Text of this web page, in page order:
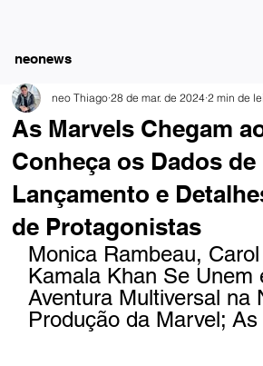
neonews
As Marvels Chegam
Conheça os Dados de
Lançamento e
de Protagonistas
neo Thiago 28 de mar. de 2024 2 min de
Monica Rambeau,
Kamala Khan Se Unem
Aventura Multiversal na
Produção da Marvel;